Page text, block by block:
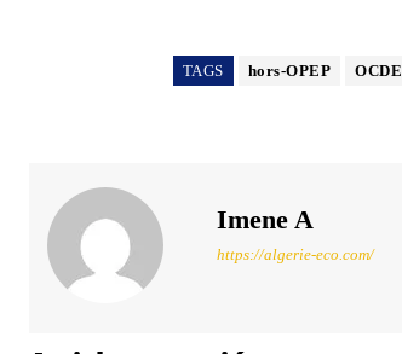
TAGS hors-OPEP OCDE
Imene A
https://algerie-eco.com/